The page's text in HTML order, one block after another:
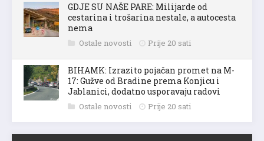
GDJE SU NAŠE PARE: Milijarde od
cestarina i trošarina nestale, a autocesta
nema
Ostale novosti Prije 20 sati
BIHAMK: Izrazito pojačan promet na M-
17: Gužve od Bradine prema Konjicu i
Jablanici, dodatno usporavaju radovi
Ostale novosti Prije 20 sati